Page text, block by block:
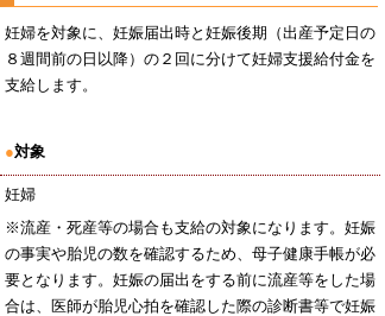
妊婦を対象に、妊娠届出時と妊娠後期（出産予定日の
８週間前の日以降）の２回に分けて妊婦支援給付金を
支給します。
●対象
妊婦
※流産・死産等の場合も支給の対象になります。妊娠
の事実や胎児の数を確認するため、母子健康手帳が必
要となります。妊娠の届出をする前に流産等をした場
合は、医師が胎児心拍を確認した際の診断書等で妊娠